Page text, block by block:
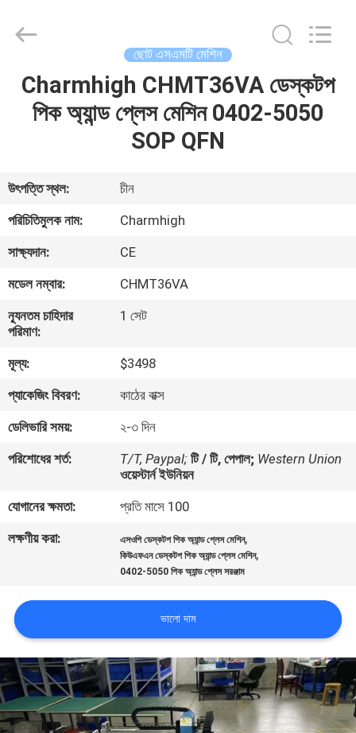
বাড়ি
ভিডিও
সম্পর্কে
কারখানা
মান
নিয়ন্ত্রণ
সাথে
যোগাযোগ
খবর
SHOPPING
ON
LINE
TECHNOLOGY
LIMITED.
Reserved.
ছোট এসএমটি মেশিন
Charmhigh CHMT36VA ডেস্কটপ
পিক অ্যান্ড প্লেস মেশিন 0402-5050
SOP QFN
উৎপত্তি স্থল:
চীন
পরিচিতিমুলক নাম:
Charmhigh
সাক্ষ্যদান:
CE
মডেল নম্বার:
CHMT36VA
ন্যূনতম চাহিদার
পরিমাণ:
1 সেট
মূল্য:
$3498
প্যাকেজিং বিবরণ:
কাঠের বাক্স
ডেলিভারি সময়:
২-৩ দিন
পরিশোধের শর্ত:
T/T, Paypal; টি / টি, পেপাল; Western Union
ওয়েস্টার্ন ইউনিয়ন
যোগানের ক্ষমতা:
প্রতি মাসে 100
লক্ষণীয় করা:
এসওপি ডেস্কটপ পিক অ্যান্ড প্লেস মেশিন,
কিউএফএন ডেস্কটপ পিক অ্যান্ড প্লেস মেশিন,
0402-5050 পিক অ্যান্ড প্লেস সরঞ্জাম
ভালো দাম